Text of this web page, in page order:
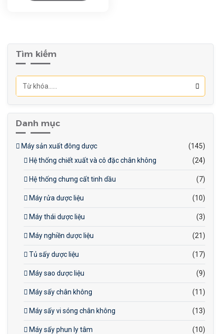
đầy (mm): 18
Độ dày tối đa (mm): 6
Tốc độ quay
(vòng/phút): 8-80
796000
Công suất động cơ (kw): 11
Tìm kiếm
Danh mục
Máy sản xuất đông dược
(145)
Hệ thống chiết xuất và cô đặc chân không
(24)
Hệ thống chưng cất tinh dầu (7)
Máy rửa dược liệu (10)
Máy thái dược liệu (3)
Máy nghiền dược liệu (21)
Tủ sấy dược liệu (17)
Máy sao dược liệu (9)
Máy sấy chân không (11)
Máy sấy vi sóng chân không (13)
Máy sấy phun ly tâm (10)